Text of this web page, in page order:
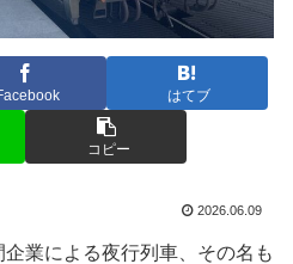
はてブ
コピー
2026.06.09
業による夜行列車、その名も